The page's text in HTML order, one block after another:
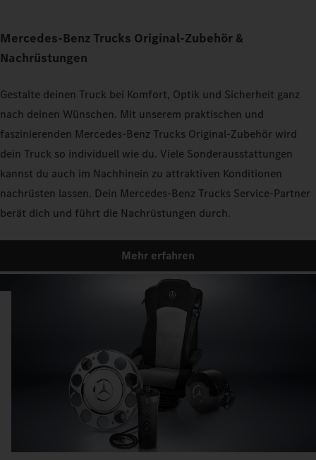
Mercedes‑Benz Trucks Original‑Zubehör &
Nachrüstungen
Gestalte deinen Truck bei Komfort, Optik und Sicherheit ganz
nach deinen Wünschen. Mit unserem praktischen und
faszinierenden Mercedes‑Benz Trucks Original‑Zubehör wird
dein Truck so individuell wie du. Viele Sonderausstattungen
kannst du auch im Nachhinein zu attraktiven Konditionen
nachrüsten lassen. Dein Mercedes‑Benz Trucks Service‑Partner
berät dich und führt die Nachrüstungen durch.
Mehr erfahren